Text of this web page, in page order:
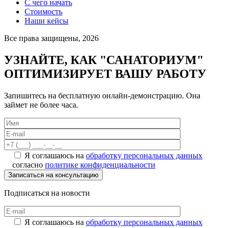
С чего начать
Стоимость
Наши кейсы
Все права защищены, 2026
УЗНАЙТЕ, КАК "САНАТОРИУМ"
ОПТИМИЗИРУЕТ ВАШУ РАБОТУ
Запишитесь на бесплатную онлайн-демонстрацию. Она
займет не более часа.
Я соглашаюсь на обработку персональных данных
согласно политике конфиденциальности
Подписаться на новости
Я соглашаюсь на обработку персональных данных